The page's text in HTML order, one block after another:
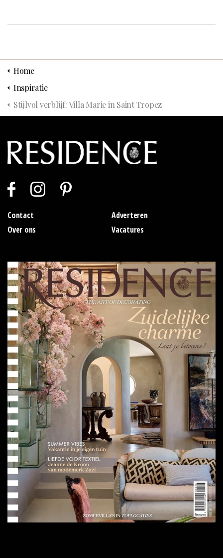
Home
Inspiratie
Stijlvol verblijf: Villa Marie in Saint Tropez
Contact
Adverteren
Over ons
Vacatures